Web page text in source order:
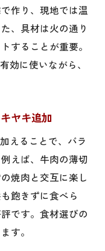
作り、現地では温
、具材は火の通り
することが重要。
効に使いながら、
ヤキ追加
えることで、バラ
えば、牛肉の薄切
焼肉と交互に楽し
飽きずに食べら
です。食材選びの
す。